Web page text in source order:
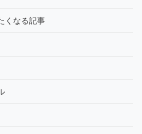
くなる記事